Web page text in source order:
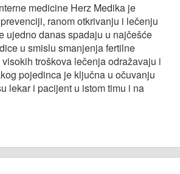
medicine Herz Medika je
ranom otkrivanju i lečenju
ujedno danas spadaju u najčešće
u smislu smanjenja fertilne
troškova lečenja odražavaju i
pojedinca je ključna u očuvanju
lekar i pacijent u istom timu i na